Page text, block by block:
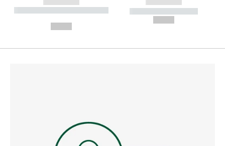
----------- ----------- --------
----------- -----------